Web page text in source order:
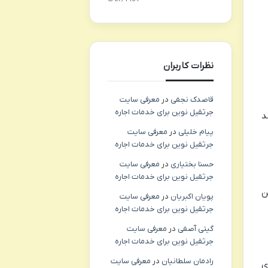
نظرات کاربران
قاصدک نجفی در معرفی سایت
جرثقیل نوین برای خدمات اجاره
پیام خلیلی در معرفی سایت
جرثقیل نوین برای خدمات اجاره
حسنا بختیاری در معرفی سایت
جرثقیل نوین برای خدمات اجاره
پویان اکبریان در معرفی سایت
جرثقیل نوین برای خدمات اجاره
گیتی آصفی در معرفی سایت
جرثقیل نوین برای خدمات اجاره
رادمان سلطانیان در معرفی سایت